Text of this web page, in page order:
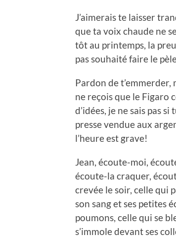
J’aimerais te laisser
que ta voix chaude ne
tôt au printemps, la
pas souhaité faire le
Pardon de t’emmerder,
ne reçois que le Figaro
d’idées, je ne sais pas
presse vendue aux
l’heure est grave!
Jean, écoute-moi,
écoute-la craquer,
crevée le soir, celle qui
son sang et ses petites
poumons, celle qui se
s’immole devant ses